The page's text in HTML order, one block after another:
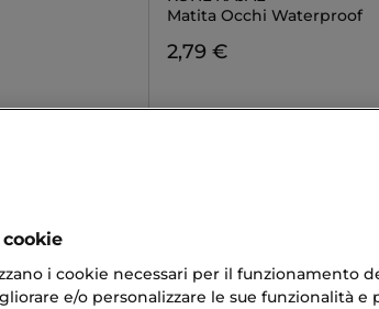
Matita Occhi Waterproof
2,79 €
i cookie necessari per il funzionamento
e/o personalizzare le sue funzionalità